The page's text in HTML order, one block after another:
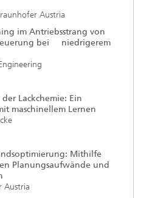
Austria
im Antriebsstrang von
bei niedrigerem
Lackchemie: Ein
maschinellem Lernen
Mithilfe
Planungsaufwände und
Austria